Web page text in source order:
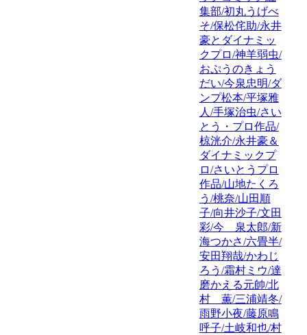
集部/初丸うげべ
そ/保松侘助/永井
豪とダイナミッ
クプロ/神羊弱虫/
おぷうのきょう
だい/今泉忠明/ダ
ンプ松本/平塚雅
人/手塚治虫/さい
とう・プロ作品/
椋洸介/永井豪＆
ダイナミックプ
ロ/さいとうプロ
作品/山地たくろ
う/桃奈/山田順
子/向井沙子/文田
彩/今 泉太郎/新
海つかさ/六畳半/
安田翔哉/かわじ
ろう/霜村ミウ/達
磨かえる元帥/北
村 薫/三浦靖冬/
雨野小夜/藤原鳴
呼子/土岐和也/村